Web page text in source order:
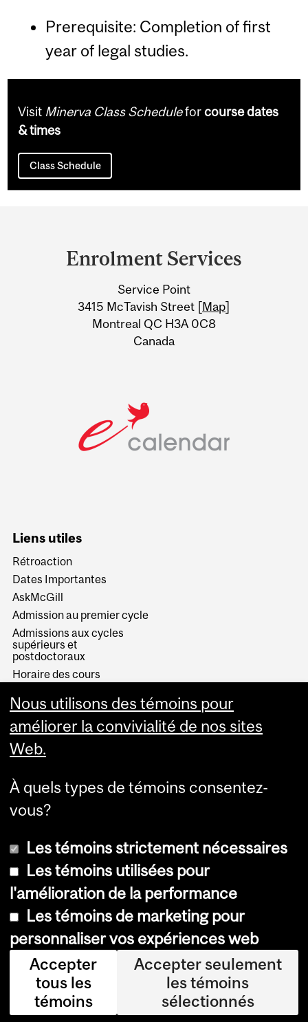
Prerequisite: Completion of first
year of legal studies.
Visit Minerva Class Scheduleforcourse dates
& times
Class Schedule
Information
Enrolment Services
Service Point
3415 McTavish Street [Map]
Montreal QC H3A 0C8
Canada
Liens utiles
Rétroaction
Dates Importantes
AskMcGill
Admission au premier cycle
Admissions aux cycles
supérieurs et
postdoctoraux
Horaire des cours
Services aux étudiants
© Université McGill, 2026
Accessibilité
Avis sur les témoins
Paramètres des témoins
Se connecter
Nous utilisons des témoins pour
améliorer la convivialité de nos sites
Web.
À quels types de témoins consentez-
vous?
Les témoins strictement nécessaires
Les témoins utilisées pour
l'amélioration de la performance
Les témoins de marketing pour
personnaliser vos expériences web
Accepter
tous les
témoins
Accepter seulement
les témoins
sélectionnés